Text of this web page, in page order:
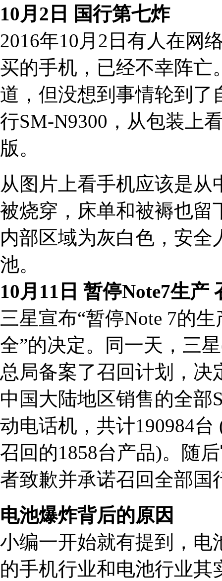
10月2日 国行第七炸
2016年10月2日有人在网
买的手机，已经不幸阵亡
道，但没想到事情轮到了
行SM-N9300，从包装上
版。
从图片上看手机应该是
被烧穿，床单和被褥也留
内部区域为灰白色，安
池。
10月11日 暂停Note7生产
三星宣布“暂停Note 7的
全”的决定。同一天，三
总局备案了召回计划，决
中国大陆地区销售的全部
动电话机，共计190984
召回的1858台产品)。随
者致歉并承诺召回全部国
电池爆炸背后的原因
小编一开始就有提到，电
的手机行业和电池行业